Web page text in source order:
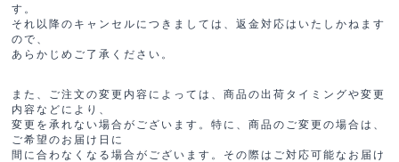
す。
それ以降のキャンセルにつきましては、返金対応はいたしかねます
ので、
あらかじめご了承ください。
また、ご注文の変更内容によっては、商品の出荷タイミングや変更
内容などにより、
変更を承れない場合がございます。特に、商品のご変更の場合は、
ご希望のお届け日に
間に合わなくなる場合がございます。その際はご対応可能なお届け